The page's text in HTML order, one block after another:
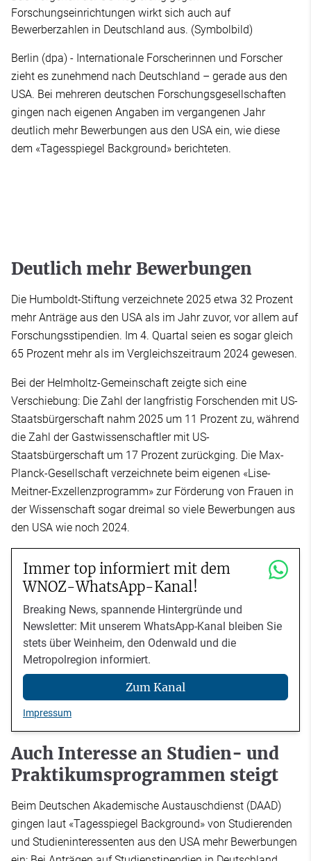
Forschungseinrichtungen wirkt sich auch auf
Bewerberzahlen in Deutschland aus. (Symbolbild)
Berlin (dpa) - Internationale Forscherinnen und Forscher
zieht es zunehmend nach Deutschland – gerade aus den
USA. Bei mehreren deutschen Forschungsgesellschaften
gingen nach eigenen Angaben im vergangenen Jahr
deutlich mehr Bewerbungen aus den USA ein, wie diese
dem «Tagesspiegel Background» berichteten.
Deutlich mehr Bewerbungen
Die Humboldt-Stiftung verzeichnete 2025 etwa 32 Prozent
mehr Anträge aus den USA als im Jahr zuvor, vor allem auf
Forschungsstipendien. Im 4. Quartal seien es sogar gleich
65 Prozent mehr als im Vergleichszeitraum 2024 gewesen.
Bei der Helmholtz-Gemeinschaft zeigte sich eine
Verschiebung: Die Zahl der langfristig Forschenden mit US-
Staatsbürgerschaft nahm 2025 um 11 Prozent zu, während
die Zahl der Gastwissenschaftler mit US-
Staatsbürgerschaft um 17 Prozent zurückging. Die Max-
Planck-Gesellschaft verzeichnete beim eigenen «Lise-
Meitner-Exzellenzprogramm» zur Förderung von Frauen in
der Wissenschaft sogar dreimal so viele Bewerbungen aus
den USA wie noch 2024.
Immer top informiert mit dem
WNOZ-WhatsApp-Kanal!
Breaking News, spannende Hintergründe und
Newsletter: Mit unserem WhatsApp-Kanal bleiben Sie
stets über Weinheim, den Odenwald und die
Metropolregion informiert.
Zum Kanal
Impressum
Auch Interesse an Studien- und
Praktikumsprogrammen steigt
Beim Deutschen Akademische Austauschdienst (DAAD)
gingen laut «Tagesspiegel Background» von Studierenden
und Studieninteressenten aus den USA mehr Bewerbungen